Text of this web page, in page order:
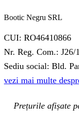
Bootic Negru SRL
CUI: RO46410866
Nr. Reg. Com.: J26/
Sediu social: Bld.
vezi mai multe
Prețurile afișate